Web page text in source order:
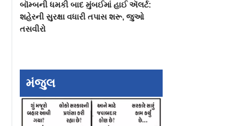
બૉમ્બ સાથે ચાર સગીર
સહિત 9ની ધરપકડ
બૉમ્બની ધમકી બાદ મુંબઈમાં હાઈ ઍલર્ટ:
શહેરની સુરક્ષા વધારી તપાસ શરૂ, જુઓ
તસવીરો
મંજુલ